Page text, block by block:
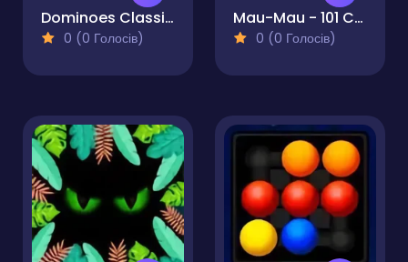
Dominoes Classic Duel
0 (0 Голосів)
Mau-Mau - 101 Card Duel
0 (0 Голосів)